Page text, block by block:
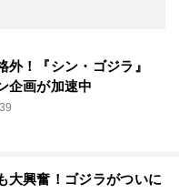
外！『シン・ゴジラ』
企画が加速中
大興奮！ゴジラがついに